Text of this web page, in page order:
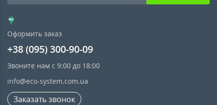
Оформить заказ
+38 (095) 300-90-09
Звоните нам с 9:00 до 18:00
info@eco-system.com.ua
Заказать звонок